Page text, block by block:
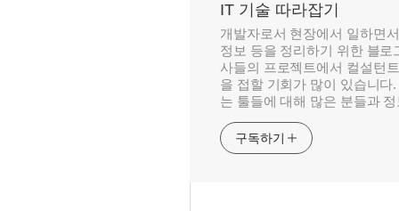
IT 기술 따라잡기
개발자로서 현장에서 일하면
정보 등을 정리하기 위한 블
사들의 프로젝트에서 컬설턴
을 접할 기회가 많이 있습니
는 툴들에 대해 많은 분들과
구독하기